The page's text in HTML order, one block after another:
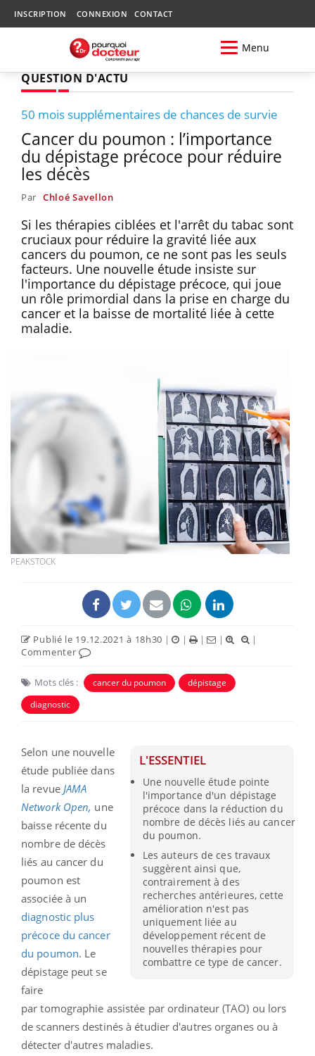
INSCRIPTION CONNEXION CONTACT
Menu
QUESTION D'ACTU
50 mois supplémentaires de chances de survie
Cancer du poumon : l’importance
du dépistage précoce pour réduire
les décès
Par Chloé Savellon
Si les thérapies ciblées et l'arrêt du tabac sont
cruciaux pour réduire la gravité liée aux
cancers du poumon, ce ne sont pas les seuls
facteurs. Une nouvelle étude insiste sur
l'importance du dépistage précoce, qui joue
un rôle primordial dans la prise en charge du
cancer et la baisse de mortalité liée à cette
maladie.
PEAKSTOCK
Publié le 19.12.2021 à 18h30 | | | |
|
Commenter
Mots clés : cancer du poumon
dépistage
diagnostic
L'ESSENTIEL
Une nouvelle étude pointe
l'importance d'un dépistage
précoce dans la réduction du
nombre de décès liés au cancer
du poumon.
Les auteurs de ces travaux
suggèrent ainsi que,
contrairement à des
recherches antérieures, cette
amélioration n'est pas
uniquement liée au
développement récent de
nouvelles thérapies pour
combattre ce type de cancer.
Selon une nouvelle
étude publiée dans
la revue JAMA
Network Open, une
baisse récente du
nombre de décès
liés au cancer du
poumon est
associée à un
diagnostic plus
précoce du cancer
du poumon. Le
dépistage peut se
faire
par tomographie assistée par ordinateur (TAO) ou lors
de scanners destinés à étudier d'autres organes ou à
détecter d'autres maladies.